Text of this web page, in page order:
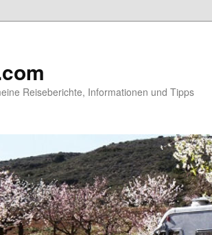
Reiseberichte, Informationen und Tipps